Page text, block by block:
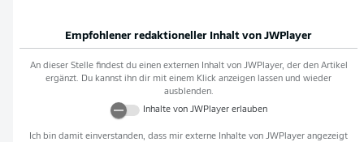
Empfohlener redaktioneller Inhalt von JWPlayer
An dieser Stelle findest du einen externen Inhalt von JWPlayer, der den Artikel
ergänzt. Du kannst ihn dir mit einem Klick anzeigen lassen und wieder
ausblenden.
Inhalte von JWPlayererlauben
Ich bin damit einverstanden, dass mir externe Inhalte von JWPlayer angezeigt